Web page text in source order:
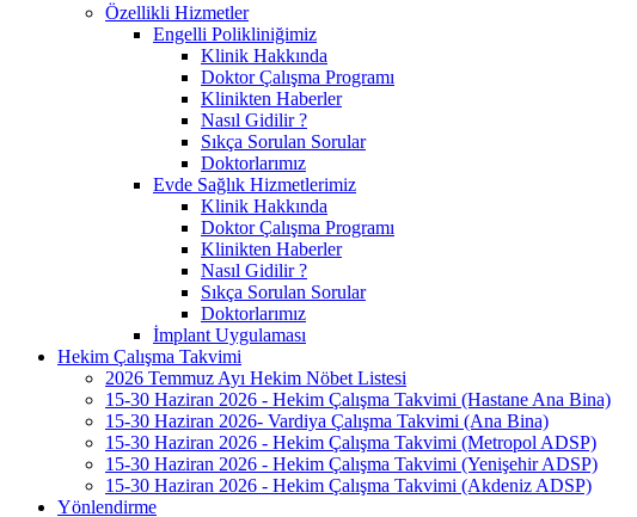
Özellikli Hizmetler
Engelli Polikliniğimiz
Klinik Hakkında
Doktor Çalışma Programı
Klinikten Haberler
Nasıl Gidilir ?
Sıkça Sorulan Sorular
Doktorlarımız
Evde Sağlık Hizmetlerimiz
Klinik Hakkında
Doktor Çalışma Programı
Klinikten Haberler
Nasıl Gidilir ?
Sıkça Sorulan Sorular
Doktorlarımız
İmplant Uygulaması
Hekim Çalışma Takvimi
2026 Temmuz Ayı Hekim Nöbet Listesi
15-30 Haziran 2026 - Hekim Çalışma Takvimi (Hastane Ana Bina)
15-30 Haziran 2026- Vardiya Çalışma Takvimi (Ana Bina)
15-30 Haziran 2026 - Hekim Çalışma Takvimi (Metropol ADSP)
15-30 Haziran 2026 - Hekim Çalışma Takvimi (Yenişehir ADSP)
15-30 Haziran 2026 - Hekim Çalışma Takvimi (Akdeniz ADSP)
Yönlendirme